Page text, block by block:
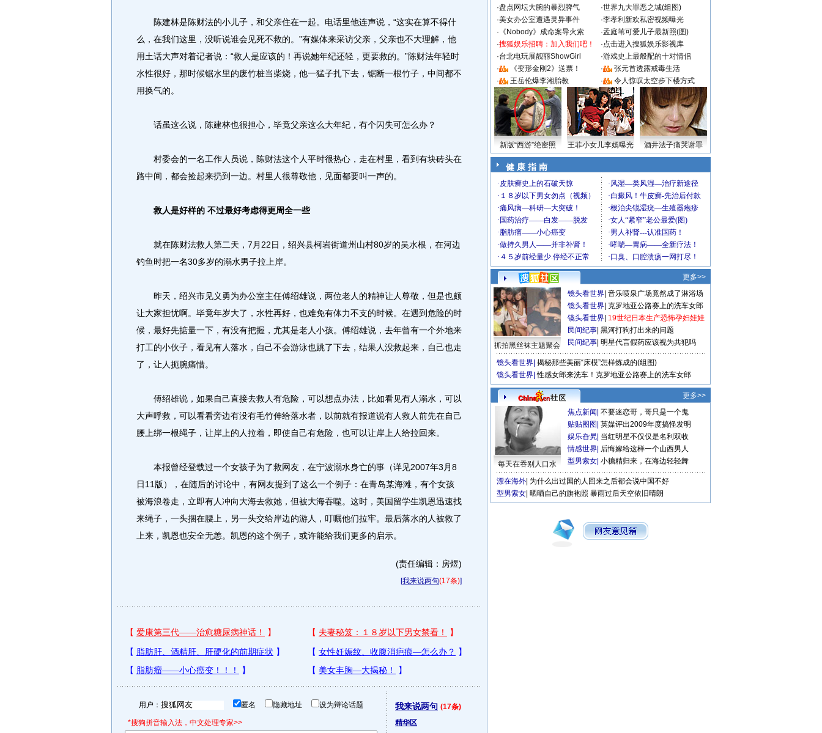
陈建林是陈财法的小儿子，和父亲住在一起。电话里他连声说，“这实在算不得什
么，在我们这里，没听说谁会见死不救的。”有媒体来采访父亲，父亲也不大理解，他
用土话大声对着记者说：“救人是应该的！再说她年纪还轻，更要救的。”陈财法年轻时
水性很好，那时候锯水里的废竹桩当柴烧，他一猛子扎下去，锯断一根竹子，中间都不
用换气的。
话虽这么说，陈建林也很担心，毕竟父亲这么大年纪，有个闪失可怎么办？
村委会的一名工作人员说，陈财法这个人平时很热心，走在村里，看到有块砖头在
路中间，都会捡起来扔到一边。村里人很尊敬他，见面都要叫一声的。
救人是好样的 不过最好考虑得更周全一些
就在陈财法救人第二天，7月22日，绍兴县柯岩街道州山村80岁的吴水根，在河边
钓鱼时把一名30多岁的溺水男子拉上岸。
昨天，绍兴市见义勇为办公室主任傅绍雄说，两位老人的精神让人尊敬，但是也颇
让大家担忧啊。毕竟年岁大了，水性再好，也难免有体力不支的时候。在遇到危险的时
候，最好先掂量一下，有没有把握，尤其是老人小孩。傅绍雄说，去年曾有一个外地来
打工的小伙子，看见有人落水，自己不会游泳也跳了下去，结果人没救起来，自己也走
了，让人扼腕痛惜。
傅绍雄说，如果自己直接去救人有危险，可以想点办法，比如看见有人溺水，可以
大声呼救，可以看看旁边有没有毛竹伸给落水者，以前就有报道说有人救人前先在自己
腰上绑一根绳子，让岸上的人拉着，即使自己有危险，也可以让岸上人给拉回来。
本报曾经登载过一个女孩子为了救网友，在宁波溺水身亡的事（详见2007年3月8
日11版），在随后的讨论中，有网友提到了这么一个例子：在青岛某海滩，有个女孩
被海浪卷走，立即有人冲向大海去救她，但被大海吞噬。这时，美国留学生凯恩迅速找
来绳子，一头捆在腰上，另一头交给岸边的游人，叮嘱他们拉牢。最后落水的人被救了
上来，凯恩也安全无恙。凯恩的这个例子，或许能给我们更多的启示。
(责任编辑：房煜)
[我来说两句(17条)]
用户： 匿名 隐藏地址 设为辩论话题
*搜狗拼音输入法，中文处理专家>>
我来说两句 (17条)
精华区
·盘点网坛大腕的暴烈脾气 ·世界九大罪恶之城(组图)
·美女办公室遭遇灵异事件 ·李孝利新欢私密视频曝光
· 《Nobody》成命案导火索 ·孟庭苇可爱儿子最新照(图)
·搜狐娱乐招聘：加入我们吧！ ·点击进入搜狐娱乐影视库
·台北电玩展靓丽ShowGirl ·游戏史上最般配的十对情侣
·
《变形金刚2》送票！ ·
张元首透露戒毒生活
·
王岳伦爆李湘胎教 · 令人惊叹太空步下楼方式
新版“西游”绝密照 王菲小女儿李嫣曝光 酒井法子痛哭谢罪
健 康 指 南
更多>>
抓拍黑丝袜主题聚会
镜头看世界 音乐喷泉广场竟然成了淋浴场
镜头看世界 克罗地亚公路赛上的洗车女郎
镜头看世界 19世纪日本生产恐怖孕妇娃娃
民间纪事 黑河打狗打出来的问题
民间纪事 明星代言假药应该视为共犯吗
镜头看世界 揭秘那些美丽“床模”怎样炼成的(组图)
镜头看世界 性感女郎来洗车！克罗地亚公路赛上的洗车女郎
更多>>
每天在吞别人口水
焦点新闻 不要迷恋哥，哥只是一个鬼
贴贴图图 英媒评出2009年度搞怪发明
娱乐旮旯 当红明星不仅仅是名利双收
情感世界 后悔嫁给这样一个山西男人
型男索女 小糖精归来，在海边轻轻舞
漂在海外 为什么出过国的人回来之后都会说中国不好
型男索女 晒晒自己的旗袍照 暴雨过后天空依旧晴朗